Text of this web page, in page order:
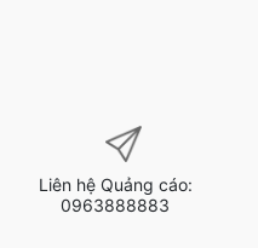
Liên hệ Quảng cáo:
0963888883